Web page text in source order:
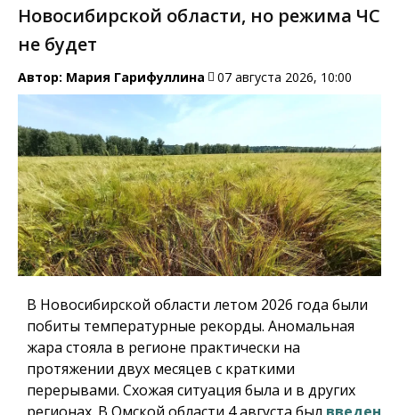
Новосибирской области, но режима ЧС
не будет
Автор: Мария Гарифуллина 07 августа 2026, 10:00
В Новосибирской области летом 2026 года были
побиты температурные рекорды. Аномальная
жара стояла в регионе практически на
протяжении двух месяцев с краткими
перерывами. Схожая ситуация была и в других